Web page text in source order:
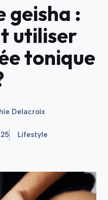
geisha :
utiliser
tonique
Delacroix
Lifestyle